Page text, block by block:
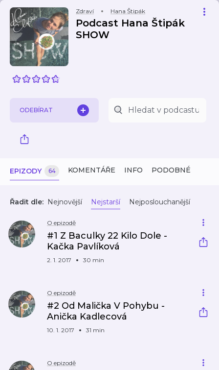
Zdraví Hana Štipák
Podcast Hana Štipák
SHOW
ODEBÍRAT
EPIZODY 64 KOMENTÁŘE INFO PODOBNÉ
Řadit dle: Nejnovější Nejstarší Nejposlouchanější
O epizodě
#1 Z Baculky 22 Kilo Dole -
Kačka Pavlíková
2. 1. 2017 30 min
O epizodě
#2 Od Malička V Pohybu -
Anička Kadlecová
10. 1. 2017 31 min
O epizodě